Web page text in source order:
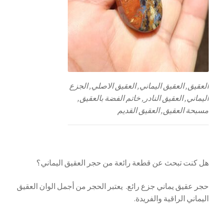
العقيق, العقيق اليماني, العقيق الاصلي, الجزع
اليماني, العقيق النادر, خاتم الفضة بالعقيق,
مسبحة العقيق, العقيق القديم
هل كنت تبحث عن قطعة رائعة من حجر العقيق اليماني؟
حجر عقيق يماني جزع رائع. يعتبر الحجر من أجمل الوان العقيق
اليماني الراقية والفريدة.